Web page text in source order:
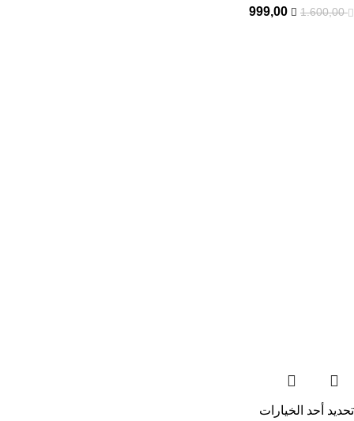
1.600,00
999,00
تحديد أحد الخيارات